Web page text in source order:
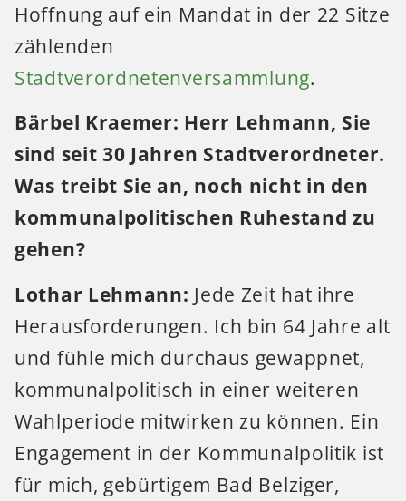
Hoffnung auf ein Mandat in der 22 Sitze
zählenden
Stadtverordnetenversammlung.
Bärbel Kraemer: Herr Lehmann, Sie
sind seit 30 Jahren Stadtverordneter.
Was treibt Sie an, noch nicht in den
kommunalpolitischen Ruhestand zu
gehen?
Lothar Lehmann: Jede Zeit hat ihre
Herausforderungen. Ich bin 64 Jahre alt
und fühle mich durchaus gewappnet,
kommunalpolitisch in einer weiteren
Wahlperiode mitwirken zu können. Ein
Engagement in der Kommunalpolitik ist
für mich, gebürtigem Bad Belziger,